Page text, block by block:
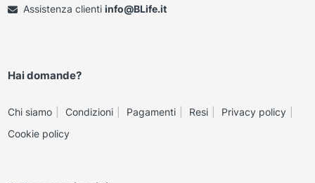
Assistenza clienti info@BLife.it
Hai domande?
Chi siamo Condizioni Pagamenti Resi
Privacy policy
Cookie policy